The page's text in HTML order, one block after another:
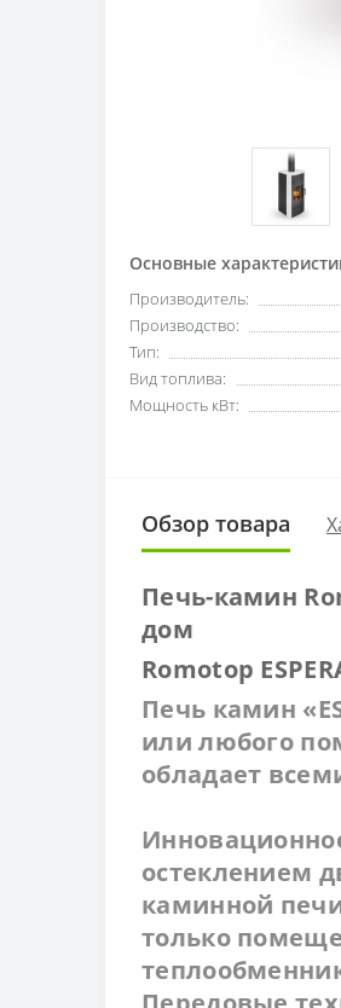
Основные
Производитель:
Производство:
Тип:
Вид топлива:
Мощность кВт:
Обзор товара
Печь-камин
дом
Romotop
Печь камин
или любого
обладает
остеклением
каминной
только